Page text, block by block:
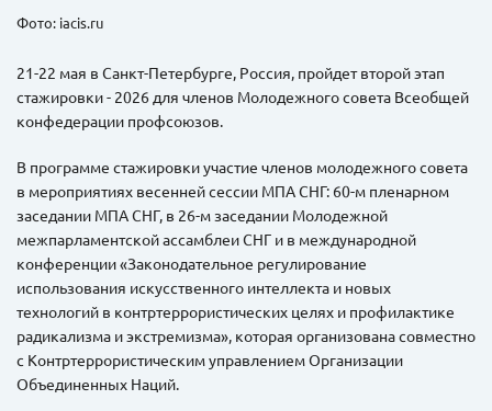
Фото: iacis.ru
21-22 мая в Санкт-Петербурге, Россия, пройдет второй этап
стажировки - 2026 для членов Молодежного совета Всеобщей
конфедерации профсоюзов.
В программе стажировки участие членов молодежного совета
в мероприятиях весенней сессии МПА СНГ: 60-м пленарном
заседании МПА СНГ, в 26-м заседании Молодежной
межпарламентской ассамблеи СНГ и в международной
конференции «Законодательное регулирование
использования искусственного интеллекта и новых
технологий в контртеррористических целях и профилактике
радикализма и экстремизма», которая организована совместно
с Контртеррористическим управлением Организации
Объединенных Наций.